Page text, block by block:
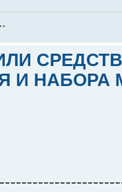
И НАБОРА